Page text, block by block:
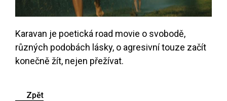
Karavan je poetická road movie o svobodě,
různých podobách lásky, o agresivní touze začít
konečně žít, nejen přežívat.
Zpět